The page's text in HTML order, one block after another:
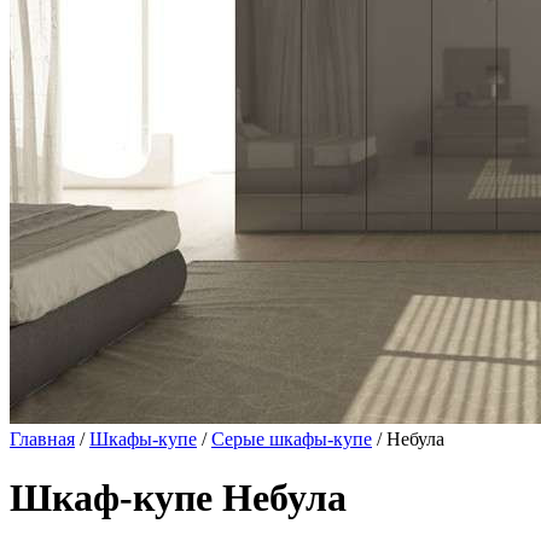
Главная /Шкафы-купе /Серые шкафы-купе / Небула
Шкаф-купе Небула